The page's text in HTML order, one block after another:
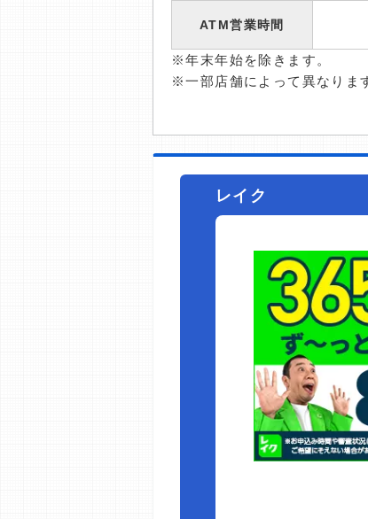
ATM営業時間
※年末年始を除きます。
※一部店舗によって異なりま
レイク